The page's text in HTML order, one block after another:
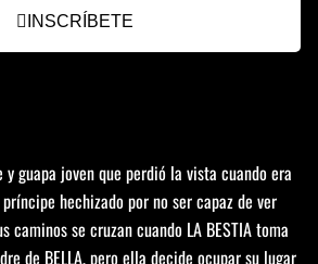
INSCRÍBETE
y guapa joven que perdió la vista cuando era
príncipe hechizado por no ser capaz de ver
caminos se cruzan cuando LA BESTIA toma
de BELLA, pero ella decide ocupar su lugar